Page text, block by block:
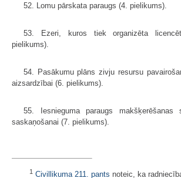
52. Lomu pārskata paraugs (4. pielikums).
53. Ezeri, kuros tiek organizēta
pielikums).
54. Pasākumu plāns zivju resursu
aizsardzībai (6. pielikums).
55. Iesnieguma paraugs makšķerēšanas
saskaņošanai (7. pielikums).
1 Civillikuma 211. pants noteic, ka